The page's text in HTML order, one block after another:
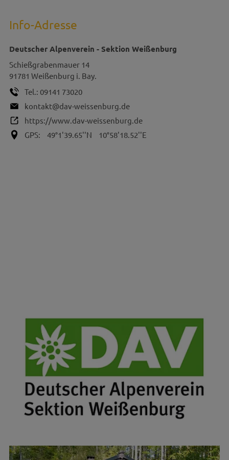
Info-Adresse
Deutscher Alpenverein - Sektion Weißenburg
Schießgrabenmauer 14
91781 Weißenburg i. Bay.
Tel.: 09141 73020
kontakt@dav-weissenburg.de
https://www.dav-weissenburg.de
GPS:
49°1'39.65''N 10°58'18.52''E